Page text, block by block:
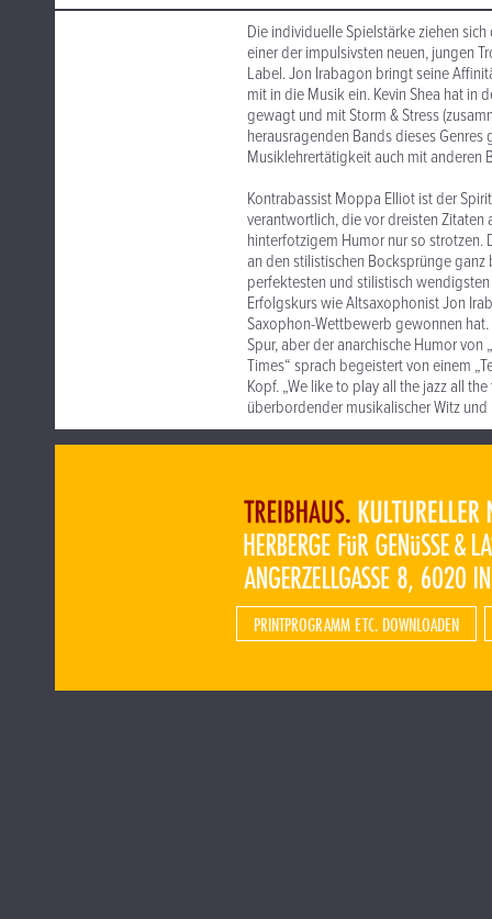
Die individuelle Spielstärke ziehen
einer der impulsivsten neuen, jungen
Label. Jon Irabagon bringt seine
mit in die Musik ein. Kevin Shea hat
gewagt und mit Storm & Stress
herausragenden Bands dieses
Musiklehrertätigkeit auch mit anderen
Kontrabassist Moppa Elliot ist der
verantwortlich, die vor dreisten Zitaten
hinterfotzigem Humor nur so strotzen.
an den stilistischen Bocksprünge ganz
perfektesten und stilistisch
Erfolgskurs wie Altsaxophonist Jon
Saxophon-Wettbewerb gewonnen hat.
Spur, aber der anarchische Humor
Times“ sprach begeistert von einem
Kopf. „We like to play all the jazz all
überbordender musikalischer Witz
PRINTPROGRAMM ETC. DOWNLOADEN